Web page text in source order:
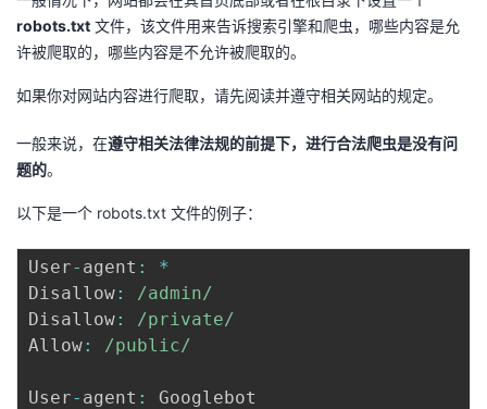
robots.txt 文件，该文件用来告诉搜索引擎和爬虫，哪些内容是允
许被爬取的，哪些内容是不允许被爬取的。
如果你对网站内容进行爬取，请先阅读并遵守相关网站的规定。
一般来说，在遵守相关法律法规的前提下，进行合法爬虫是没有问
题的。
以下是一个 robots.txt 文件的例子：
User- agent :
*
Disallow: /admin/
Disallow: /private/
Allow: /public/
User- agent :
Googlebot